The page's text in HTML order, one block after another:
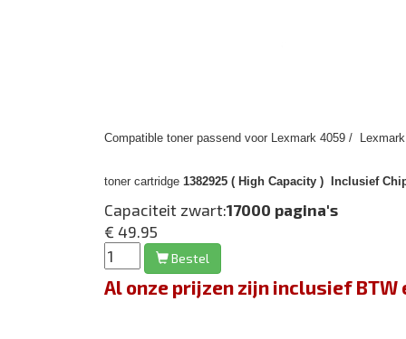
Compatible toner passend voor Lexmark 4059 /
toner cartridge 1382925 ( High Capacity ) Inclusief
Capaciteit zwart:17000 pagina's
€ 49.95
Bestel
Al onze prijzen zijn inclusief